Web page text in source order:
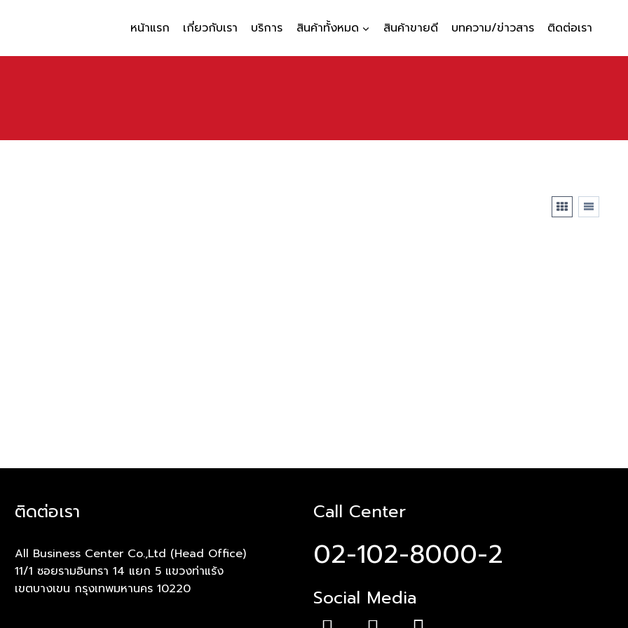
หน้าแรก เกี่ยวกับเรา บริการ สินค้าทั้งหมด สินค้าขายดี บทความ/ข่าวสาร ติดต่อเรา
ติดต่อเรา
All Business Center Co.,Ltd (Head Office)
11/1 ซอยรามอินทรา 14 แยก 5 แขวงท่าแร้ง
เขตบางเขน กรุงเทพมหานคร 10220
Call Center
02-102-8000-2
Social Media